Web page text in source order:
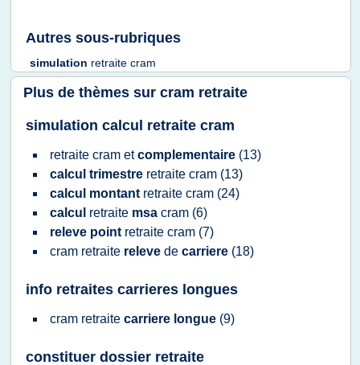
Autres sous-rubriques
simulation retraite cram
Plus de thèmes sur cram retraite
simulation calcul retraite cram
retraite cram etcomplementaire (13)
calcul trimestre retraite cram (13)
calcul montant retraite cram (24)
calcul retraite msa cram (6)
releve point retraite cram (7)
cram retraite releve de carriere (18)
info retraites carrieres longues
cram retraite carriere longue (9)
constituer dossier retraite